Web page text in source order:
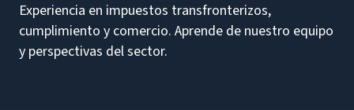
Experiencia en impuestos transfronterizos,
cumplimiento y comercio. Aprende de nuestro equipo
y perspectivas del sector.